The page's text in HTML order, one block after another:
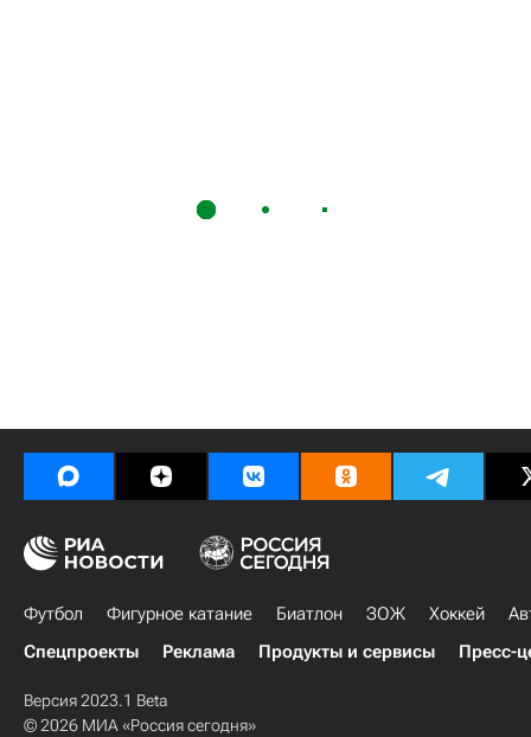
Футбол Фигурное катание Биатлон ЗОЖ Хоккей
Спецпроекты
Реклама Продукты и сервисы Пресс-
Версия 2023.1 Beta
© 2026 МИА «Россия сегодня»